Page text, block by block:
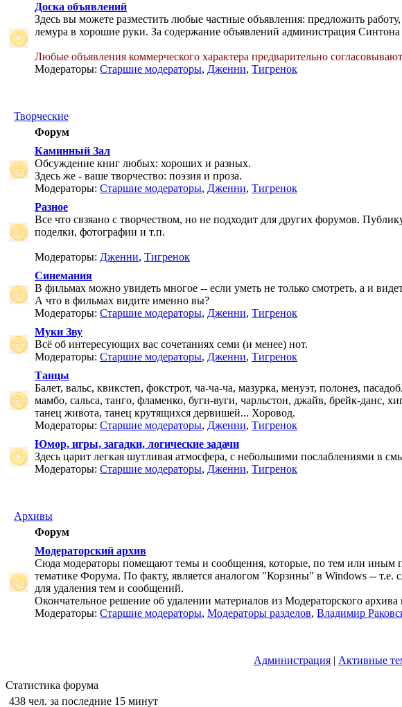
Доска объявлений
Здесь вы можете разместить любые частные объявления: предложить
лемура в хорошие руки. За содержание объявлений администрация Синтона
Любые объявления коммерческого характера предварительно
Модераторы: Старшие модераторы, Дженни, Тигренок
Творческие
Форум
Каминный Зал
Обсуждение книг любых: хороших и разных.
Здесь же - ваше творчество: поэзия и проза.
Модераторы: Старшие модераторы, Дженни, Тигренок
Разное
Все что свзяано с творчеством, но не подходит для других форумов.
поделки, фотографии и т.п.
Модераторы: Дженни, Тигренок
Синемания
В фильмах можно увидеть многое -- если уметь не только смотреть, а и
А что в фильмах видите именно вы?
Модераторы: Старшие модераторы, Дженни, Тигренок
Муки Зву
Всё об интересующих вас сочетаниях семи (и менее) нот.
Модераторы: Старшие модераторы, Дженни, Тигренок
Танцы
Балет, вальс, квикстеп, фокстрот, ча-ча-ча, мазурка, менуэт, полонез,
мамбо, сальса, танго, фламенко, буги-вуги, чарльстон, джайв, брейк-данс,
танец живота, танец крутящихся дервишей... Хоровод.
Модераторы: Старшие модераторы, Дженни, Тигренок
Юмор, игры, загадки, логические задачи
Здесь царит легкая шутливая атмосфера, с небольшими послаблениями в
Модераторы: Старшие модераторы, Дженни, Тигренок
Архивы
Форум
Модераторский архив
Сюда модераторы помещают темы и сообщения, которые, по тем или иным
тематике Форума. По факту, является аналогом "Корзины" в Windows --
для удаления тем и сообщений.
Окончательное решение об удалении материалов из Модераторского
Модераторы: Старшие модераторы, Модераторы разделов, Владимир
Администрация | Активные
Статистика форума
438 чел. за последние 15 минут